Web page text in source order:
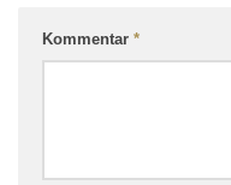
Kommentar *